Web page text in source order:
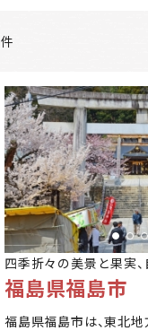
件
四季折々の美景と果実
くまち
福島県福島市
福島県福島市は、東北